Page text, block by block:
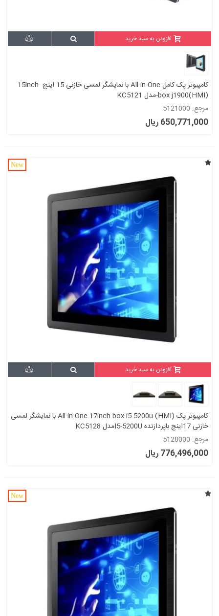
افزودن به سبد خرید
کامپیوتر پک کامل All-in-One با نمایشگر لمسی خازنی 15 اینچ -15inch
box j1900(HMI)-مدل KC5121
مرجع: 5121000
650,771,000 ریال
New
افزودن به سبد خرید
کامپیوتر پک All-in-One 17inch box i5 5200u (HMI) با نمایشگر لمسی
خازنی 17اینچ باپردازنده I5-5200Uمدل KC5128
مرجع: 5128000
776,496,000 ریال
New